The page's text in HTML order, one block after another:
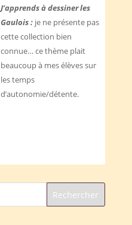
J’apprends à dessiner les
Gaulois : je ne présente pas
cette collection bien
connue… ce thème plait
beaucoup à mes élèves sur
les temps
d’autonomie/détente.